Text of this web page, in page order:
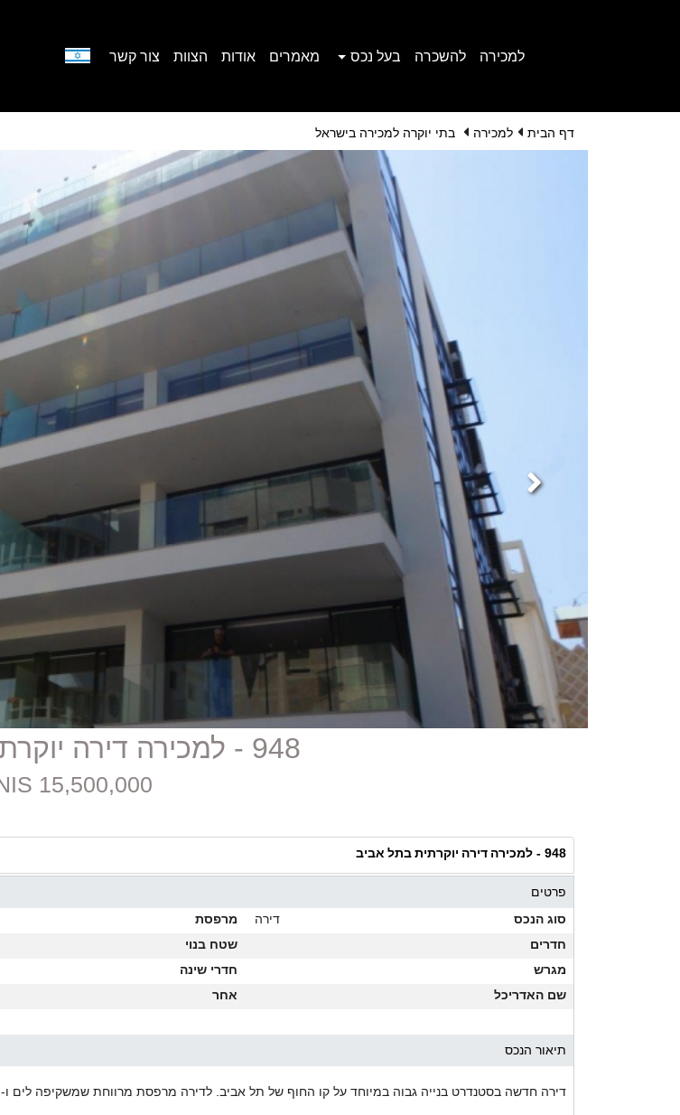
למכירה להשכרה בעל נכס מאמרים אודות הצוות צור קשר
דף הבית למכירה בתי יוקרה למכירה בישראל
948 - למכירה דירה יוקרתית בתל אביב
15,500,000 NIS
948 - למכירה דירה יוקרתית בתל אביב
פרטים
סוג הנכס
דירה מרפסת
חדרים
שטח בנוי
מגרש
חדרי שינה
שם האדריכל
אחר
תיאור הנכס
דירה חדשה בסטנדרט בנייה גבוה במיוחד על קו החוף של תל אביב. לדירה מרפסת מרווחת שמשקיפה לים ו- 2 חניות.